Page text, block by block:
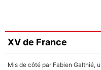
XV de France